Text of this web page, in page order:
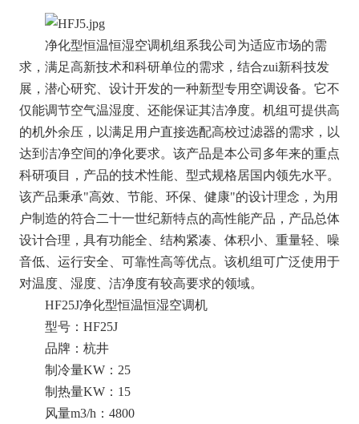
净化型恒温恒湿空调机组系我公司为适应市场的需
求，满足高新技术和科研单位的需求，结合zui新科技发
展，潜心研究、设计开发的一种新型专用空调设备。它不
仅能调节空气温湿度、还能保证其洁净度。机组可提供高
的机外余压，以满足用户直接选配高校过滤器的需求，以
达到洁净空间的净化要求。该产品是本公司多年来的重点
科研项目，产品的技术性能、型式规格居国内领先水平。
该产品秉承"高效、节能、环保、健康"的设计理念，为用
户制造的符合二十一世纪新特点的高性能产品，产品总体
设计合理，具有功能全、结构紧凑、体积小、重量轻、噪
音低、运行安全、可靠性高等优点。该机组可广泛使用于
对温度、湿度、洁净度有较高要求的领域。
HF25J净化型恒温恒湿空调机
型号：HF25J
品牌：杭井
制冷量KW：25
制热量KW：15
风量m3/h：4800